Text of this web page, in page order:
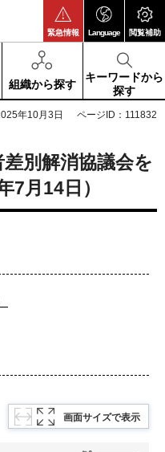
緊急情報 Language 閲覧補助
組織から探す
キーワードから
探す
年10月3日 ページID：111832
別解消協議会を
7月14日）
画面サイズで表示